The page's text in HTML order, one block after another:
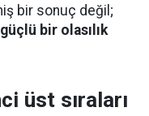
bir sonuç değil;
güçlü bir olasılık
üst sıraları